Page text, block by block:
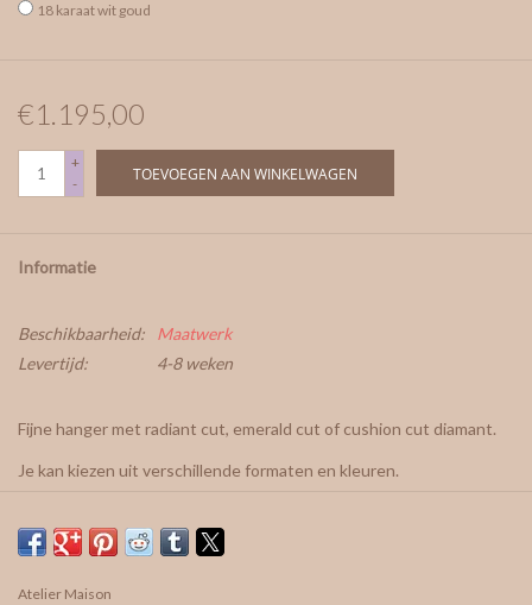
18 karaat wit goud
€1.195,00
+
-
TOEVOEGEN AAN WINKELWAGEN
Informatie
Beschikbaarheid:
Maatwerk
Levertijd:
4-8 weken
Fijne hanger met radiant cut, emerald cut of cushion cut diamant.
Je kan kiezen uit verschillende formaten en kleuren.
diamanten zelf uitkiezen en kan de asse overhandigd worden.
Atelier Maison